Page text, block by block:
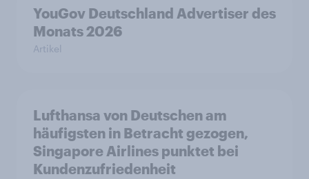
YouGov Deutschland Advertiser des
Monats 2026
Artikel
Lufthansa von Deutschen am
häufigsten in Betracht gezogen,
Singapore Airlines punktet bei
Kundenzufriedenheit